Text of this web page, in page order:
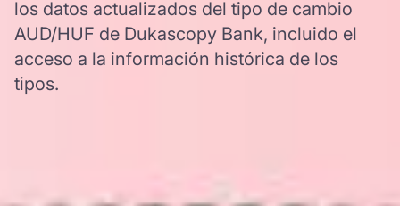
los datos actualizados del tipo de cambio
AUD/HUF de Dukascopy Bank, incluido el
acceso a la información histórica de los
tipos.